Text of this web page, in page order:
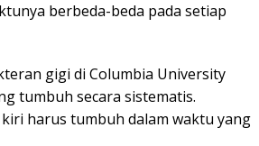
berbeda-beda pada setiap
gigi di Columbia University
tumbuh secara sistematis.
harus tumbuh dalam waktu yang